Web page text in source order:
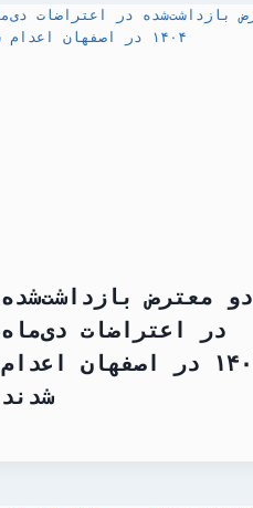
دو معترض بازداشت‌شده
در اعتراضات دی‌ماه
۱۴۰۴ در اصفهان اعدام
شدند